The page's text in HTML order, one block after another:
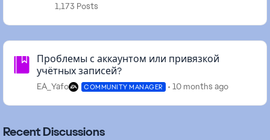
1,173 Posts
Community Highlights
Проблемы с аккаунтом или привязкой
учётных записей?
EA_Yafo COMMUNITY MANAGER 10 months ago
Recent Discussions